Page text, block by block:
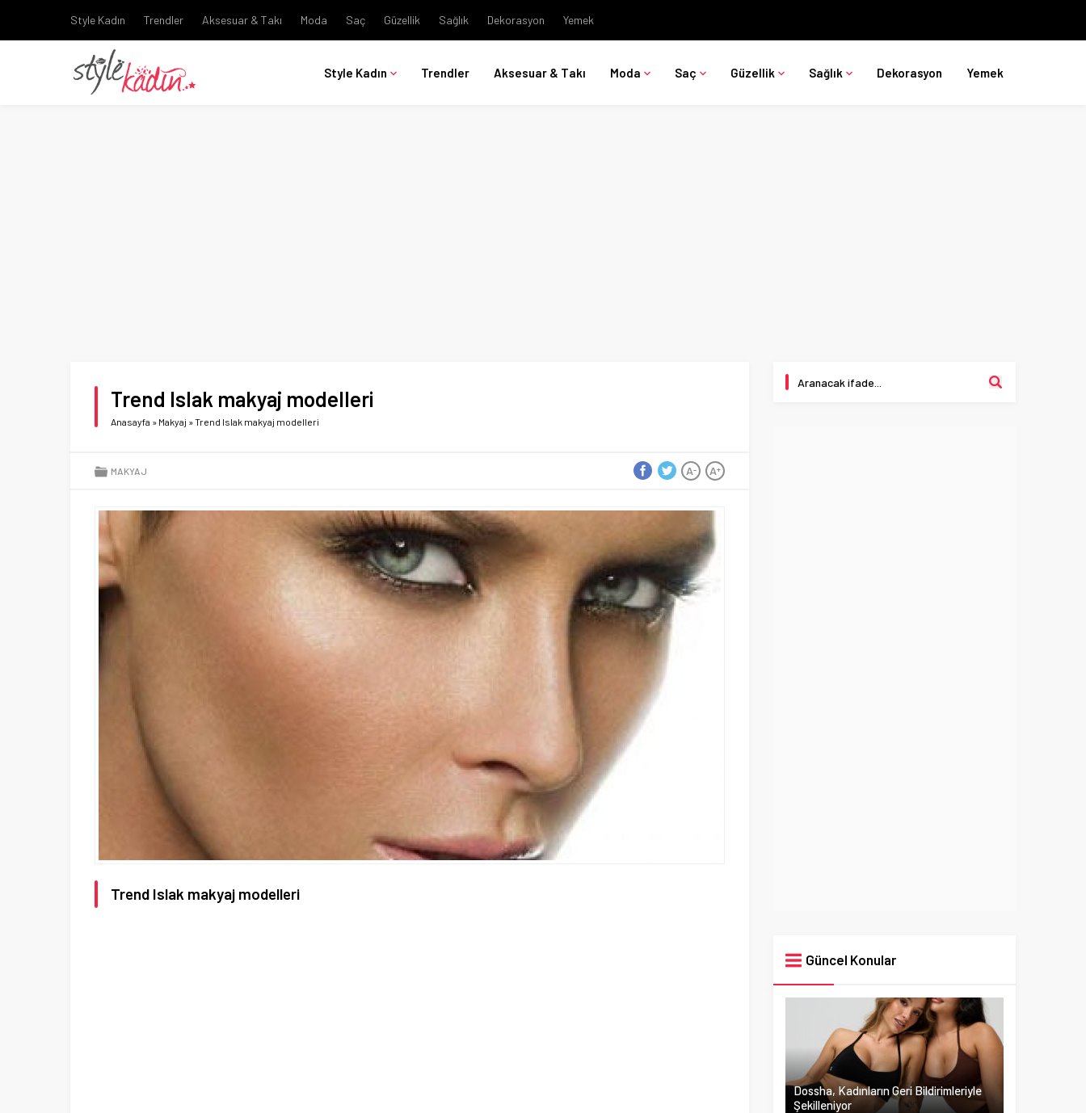
Style Kadın Trendler Aksesuar & Takı Moda Saç Güzellik Sağlık Dekorasyon Yemek
Style Kadın Trendler Aksesuar & Takı Moda Saç Güzellik Sağlık Dekorasyon Yemek
Trend Islak makyaj modelleri
Anasayfa » Makyaj »Trend Islak makyaj modelleri
MAKYAJ A+
A-
Trend Islak makyaj modelleri
Güncel Konular
Dossha, Kadınların Geri Bildirimleriyle
Şekilleniyor